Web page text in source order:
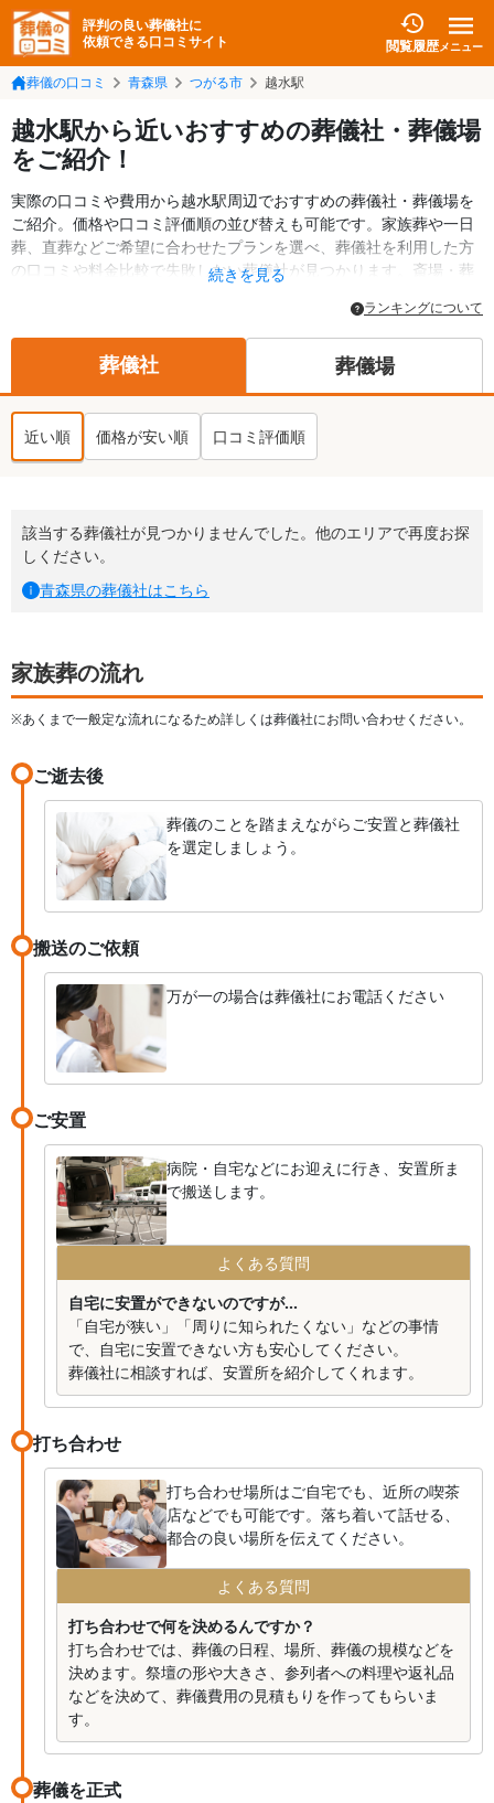
評判の良い葬儀社に
依頼できる口コミサイト
閲覧履歴メニュー
葬儀の口コミ 青森県 つがる市 越水駅
越水駅から近いおすすめの葬儀社・葬儀場
をご紹介！
実際の口コミや費用から越水駅周辺でおすすめの葬儀社・葬儀場を
ご紹介。価格や口コミ評価順の並び替えも可能です。家族葬や一日
葬、直葬などご希望に合わせたプランを選べ、葬儀社を利用した方
の口コミや料金比較で失敗しない葬儀社が見つかります。斎場・葬
報も掲載しています。24時間の相談受付で深夜・早朝でも対応可能
です。
続きを見る
ランキングについて
葬儀社 葬儀場
近い順 価格が安い順 口コミ評価順
該当する葬儀社が見つかりませんでした。他のエリアで再度お探
しください。
青森県の葬儀社はこちら
家族葬の流れ
※あくまで一般定な流れになるため詳しくは葬儀社にお問い合わせください。
ご逝去後
葬儀のことを踏まえながらご安置と葬儀社
を選定しましょう。
搬送のご依頼
万が一の場合は葬儀社にお電話ください
ご安置
病院・自宅などにお迎えに行き、安置所ま
で搬送します。
よくある質問
自宅に安置ができないのですが...
「自宅が狭い」「周りに知られたくない」などの事情
で、自宅に安置できない方も安心してください。
葬儀社に相談すれば、安置所を紹介してくれます。
打ち合わせ
打ち合わせ場所はご自宅でも、近所の喫茶
店などでも可能です。落ち着いて話せる、
都合の良い場所を伝えてください。
よくある質問
打ち合わせで何を決めるんですか？
打ち合わせでは、葬儀の日程、場所、葬儀の規模などを
決めます。祭壇の形や大きさ、参列者への料理や返礼品
などを決めて、葬儀費用の見積もりを作ってもらいま
す。
葬儀を正式